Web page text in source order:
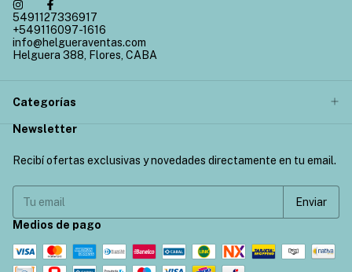
5491127336917
+549116097-1616
info@helgueraventas.com
Helguera 388, Flores, CABA
Categorías
Newsletter
Recibí ofertas exclusivas y novedades directamente en tu email.
Medios de pago